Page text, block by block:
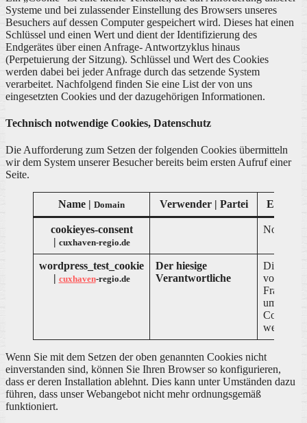
Systeme und bei zulassender Einstellung des Browsers unseres
Besuchers auf dessen Computer gespeichert wird. Dieses hat einen
Schlüssel und einen Wert und dient der Identifizierung des
Endgerätes über einen Anfrage- Antwortzyklus hinaus
(Perpetuierung der Sitzung). Schlüssel und Wert des Cookies
werden dabei bei jeder Anfrage durch das setzende System
verarbeitet. Nachfolgend finden Sie eine List der von uns
eingesetzten Cookies und der dazugehörigen Informationen.
Technisch notwendige Cookies, Datenschutz
Die Aufforderung zum Setzen der folgenden Cookies übermitteln
wir dem System unserer Besucher bereits beim ersten Aufruf einer
Seite.
Name | Domain Verwender | Partei
cookieyes-consent
| cuxhaven-regio.de
None
wordpress_test_cookie
| cuxhaven-regio.de
Der hiesige
Verantwortliche
Dieses
von
um zu
Cookies
werden
Wenn Sie mit dem Setzen der oben genannten Cookies nicht
einverstanden sind, können Sie Ihren Browser so konfigurieren,
dass er deren Installation ablehnt. Dies kann unter Umständen dazu
führen, dass unser Webangebot nicht mehr ordnungsgemäß
funktioniert.